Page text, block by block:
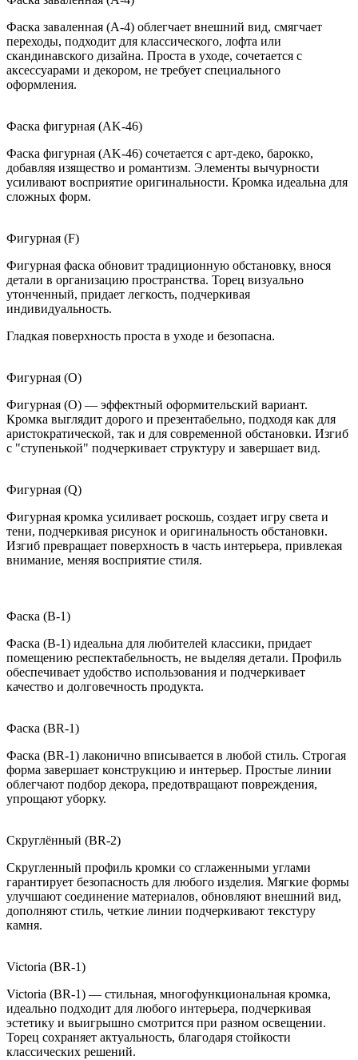
Фаска заваленная (A-4) облегчает внешний вид, смягчает
переходы, подходит для классического, лофта или
скандинавского дизайна. Проста в уходе, сочетается с
аксессуарами и декором, не требует специального
оформления.
Фаска фигурная (AK-46)
Фаска фигурная (AK-46) сочетается с арт-деко, барокко,
добавляя изящество и романтизм. Элементы вычурности
усиливают восприятие оригинальности. Кромка идеальна для
сложных форм.
Фигурная (F)
Фигурная фаска обновит традиционную обстановку, внося
детали в организацию пространства. Торец визуально
утонченный, придает легкость, подчеркивая
индивидуальность.
Гладкая поверхность проста в уходе и безопасна.
Фигурная (O)
Фигурная (O) — эффектный оформительский вариант.
Кромка выглядит дорого и презентабельно, подходя как для
аристократической, так и для современной обстановки. Изгиб
с "ступенькой" подчеркивает структуру и завершает вид.
Фигурная (Q)
Фигурная кромка усиливает роскошь, создает игру света и
тени, подчеркивая рисунок и оригинальность обстановки.
Изгиб превращает поверхность в часть интерьера, привлекая
внимание, меняя восприятие стиля.
Фаска (B-1)
Фаска (B-1) идеальна для любителей классики, придает
помещению респектабельность, не выделяя детали. Профиль
обеспечивает удобство использования и подчеркивает
качество и долговечность продукта.
Фаска (BR-1)
Фаска (BR-1) лаконично вписывается в любой стиль. Строгая
форма завершает конструкцию и интерьер. Простые линии
облегчают подбор декора, предотвращают повреждения,
упрощают уборку.
Скруглённый (BR-2)
Скругленный профиль кромки со сглаженными углами
гарантирует безопасность для любого изделия. Мягкие формы
улучшают соединение материалов, обновляют внешний вид,
дополняют стиль, четкие линии подчеркивают текстуру
камня.
Victoria (BR-1)
Victoria (BR-1) — стильная, многофункциональная кромка,
идеально подходит для любого интерьера, подчеркивая
эстетику и выигрышно смотрится при разном освещении.
Торец сохраняет актуальность, благодаря стойкости
классических решений.